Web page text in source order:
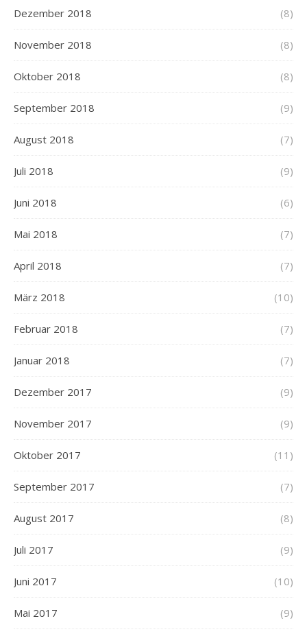
Dezember 2018 (8)
November 2018 (8)
Oktober 2018 (8)
September 2018 (9)
August 2018 (7)
Juli 2018 (9)
Juni 2018 (6)
Mai 2018 (7)
April 2018 (7)
März 2018 (10)
Februar 2018 (7)
Januar 2018 (7)
Dezember 2017 (9)
November 2017 (9)
Oktober 2017 (11)
September 2017 (7)
August 2017 (8)
Juli 2017 (9)
Juni 2017 (10)
Mai 2017 (9)